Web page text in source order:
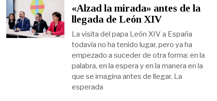
«Alzad la mirada» antes de la
llegada de León XIV
La visita del papa León XIV a España
todavía no ha tenido lugar, pero ya ha
empezado a suceder de otra forma: en la
palabra, en la espera y en la manera en la
que se imagina antes de llegar. La
esperada